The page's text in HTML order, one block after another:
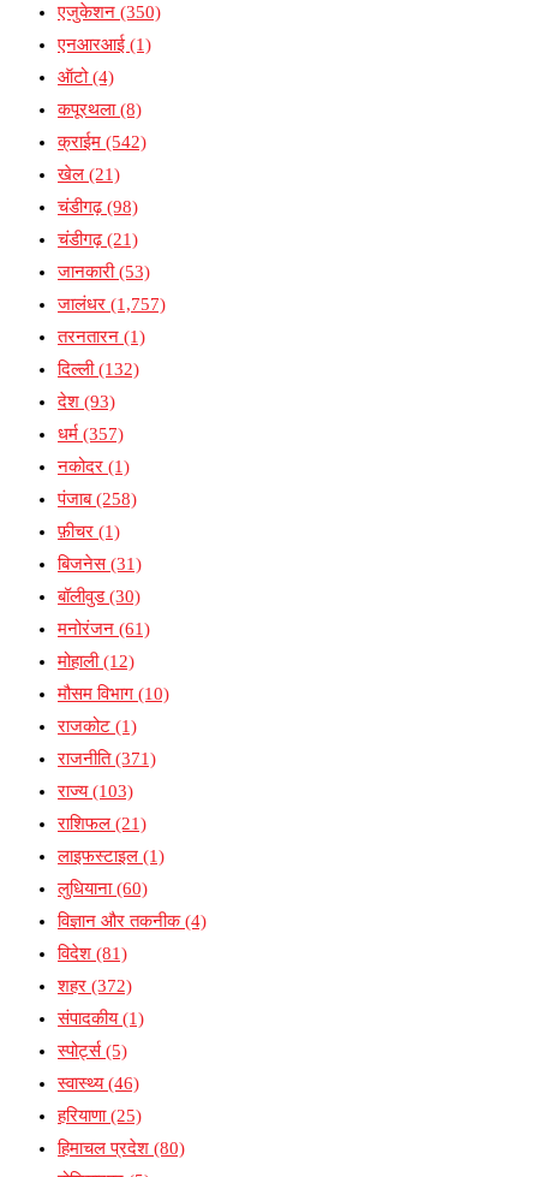
एजुकेशन (350)
एनआरआई (1)
ऑटो(4)
कपूरथला(8)
क्राईम (542)
खेल (21)
चंडीगढ़(98)
चंडीगढ़(21)
जानकारी(53)
जालंधर (1,757)
तरनतारन (1)
दिल्ली(132)
देश (93)
धर्म (357)
नकोदर (1)
पंजाब(258)
फ़ीचर (1)
बिजनेस(31)
बॉलीवुड(30)
मनोरंजन (61)
मोहाली(12)
मौसम विभाग (10)
राजकोट (1)
राजनीति(371)
राज्य(103)
राशिफल (21)
लाइफस्टाइल (1)
लुधियाना(60)
विज्ञान और तकनीक(4)
विदेश (81)
शहर (372)
संपादकीय(1)
स्पोर्ट्स(5)
स्वास्थ्य(46)
हरियाणा(25)
हिमाचल प्रदेश (80)